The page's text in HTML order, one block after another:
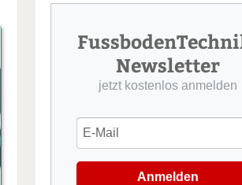
Newsletter
jetzt kostenlos anmelden
Anmelden